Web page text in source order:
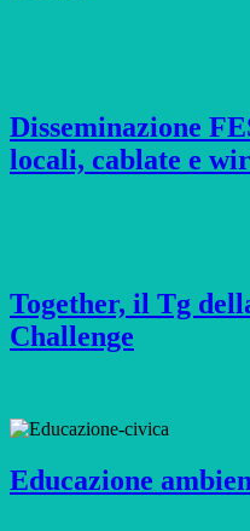
Disseminazione
locali, cablate e
Together, il Tg
Challenge
Educazione